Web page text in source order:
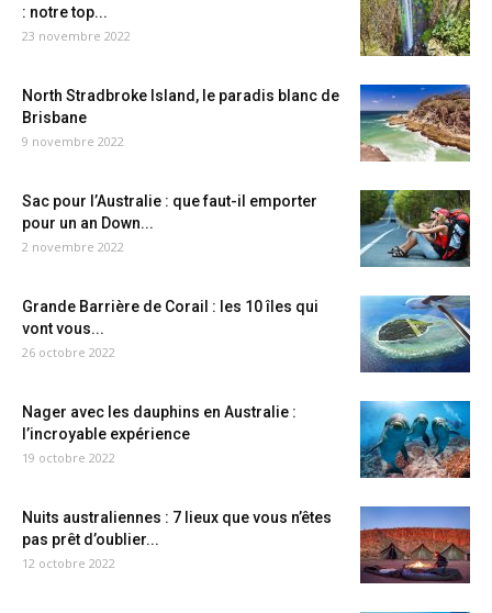
: notre top...
23 novembre 2022
North Stradbroke Island, le paradis blanc de
Brisbane
9 novembre 2022
Sac pour l’Australie : que faut-il emporter
pour un an Down...
2 novembre 2022
Grande Barrière de Corail : les 10 îles qui
vont vous...
26 octobre 2022
Nager avec les dauphins en Australie :
l’incroyable expérience
19 octobre 2022
Nuits australiennes : 7 lieux que vous n’êtes
pas prêt d’oublier...
12 octobre 2022